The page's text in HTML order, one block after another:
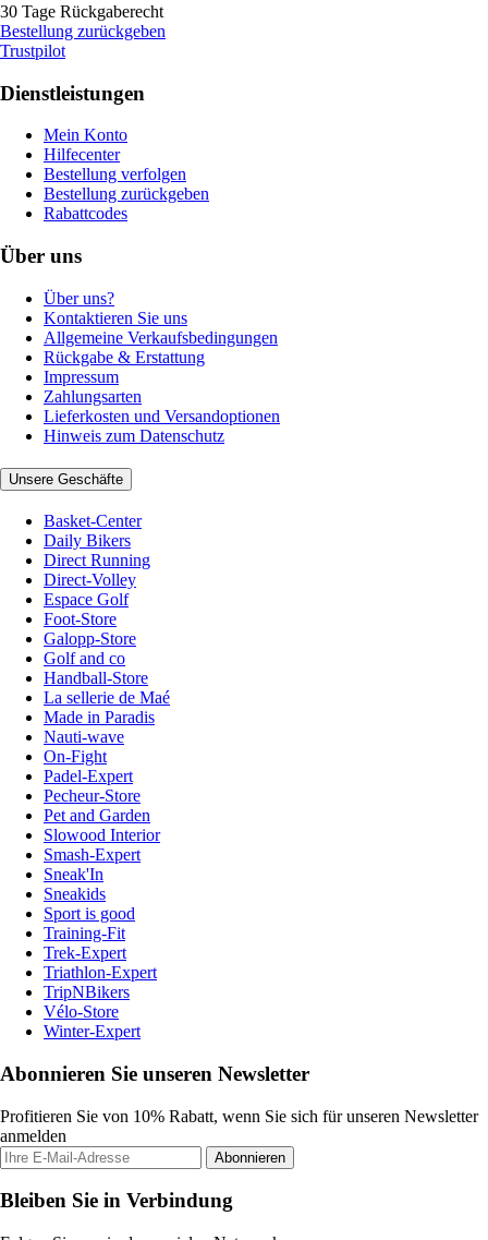
30 Tage Rückgaberecht
Bestellung zurückgeben
Trustpilot
Dienstleistungen
Mein Konto
Hilfecenter
Bestellung verfolgen
Bestellung zurückgeben
Rabattcodes
Über uns
Über uns?
Kontaktieren Sie uns
Allgemeine Verkaufsbedingungen
Rückgabe & Erstattung
Impressum
Zahlungsarten
Lieferkosten und Versandoptionen
Hinweis zum Datenschutz
Unsere Geschäfte
Basket-Center
Daily Bikers
Direct Running
Direct-Volley
Espace Golf
Foot-Store
Galopp-Store
Golf and co
Handball-Store
La sellerie de Maé
Made in Paradis
Nauti-wave
On-Fight
Padel-Expert
Pecheur-Store
Pet and Garden
Slowood Interior
Smash-Expert
Sneak'In
Sneakids
Sport is good
Training-Fit
Trek-Expert
Triathlon-Expert
TripNBikers
Vélo-Store
Winter-Expert
Abonnieren Sie unseren Newsletter
Profitieren Sie von 10% Rabatt, wenn Sie sich für unseren Newsletter
anmelden
Abonnieren
Bleiben Sie in Verbindung